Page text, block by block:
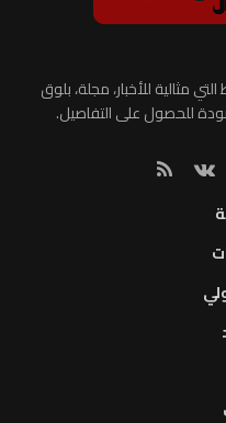
مثالية للأخبار، مجلة، بلوق
للحصول على التفاصيل.